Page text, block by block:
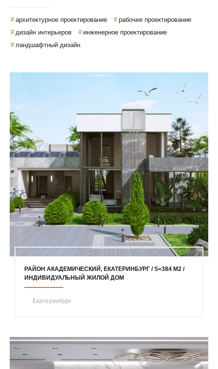
архитектурное проектирование
рабочее проектирование
дизайн интерьеров
инженерное проектирование
ландшафтный дизайн
РАЙОН АКАДЕМИЧЕСКИЙ, ЕКАТЕРИНБУРГ / S=384 М2 /
ИНДИВИДУАЛЬНЫЙ ЖИЛОЙ ДОМ
Екатеринбург